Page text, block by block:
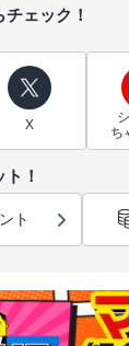
ェック！
X
ち
！
ト